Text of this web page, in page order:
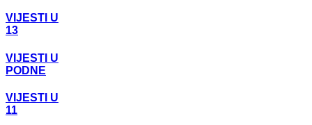
VIJESTI U
13
VIJESTI U
PODNE
VIJESTI U
11